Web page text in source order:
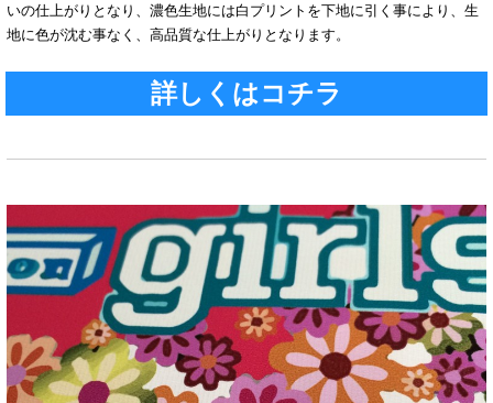
いの仕上がりとなり、濃色生地には白プリントを下地に引く事により、生
地に色が沈む事なく、高品質な仕上がりとなります。
詳しくはコチラ